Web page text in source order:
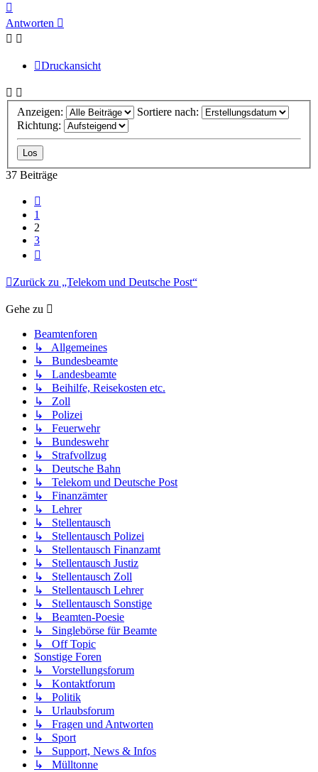
oben
Antworten
Druckansicht
Anzeigen:
Sortiere nach:
Richtung:
37 Beiträge
1
2
3
Zurück zu „Telekom und Deutsche Post“
Gehe zu
Beamtenforen
↳ Allgemeines
↳ Bundesbeamte
↳ Landesbeamte
↳ Beihilfe, Reisekosten etc.
↳ Zoll
↳ Polizei
↳ Feuerwehr
↳ Bundeswehr
↳ Strafvollzug
↳ Deutsche Bahn
↳ Telekom und Deutsche Post
↳ Finanzämter
↳ Lehrer
↳ Stellentausch
↳ Stellentausch Polizei
↳ Stellentausch Finanzamt
↳ Stellentausch Justiz
↳ Stellentausch Zoll
↳ Stellentausch Lehrer
↳ Stellentausch Sonstige
↳ Beamten-Poesie
↳ Singlebörse für Beamte
↳ Off Topic
Sonstige Foren
↳ Vorstellungsforum
↳ Kontaktforum
↳ Politik
↳ Urlaubsforum
↳ Fragen und Antworten
↳ Sport
↳ Support, News & Infos
↳ Mülltonne